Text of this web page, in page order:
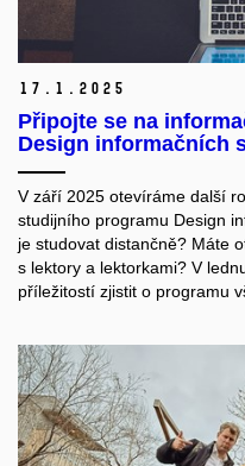
17. 1. 2025
Připojte se na
Design informačních
V září 2025 otevíráme další
studijního programu Design
je studovat distančně? Máte
s lektory a lektorkami? V
příležitostí zjistit o programu